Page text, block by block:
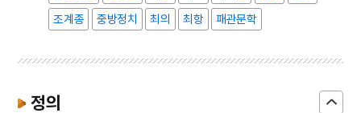
조계종
중방정치 최의 최항 패관문학
정의